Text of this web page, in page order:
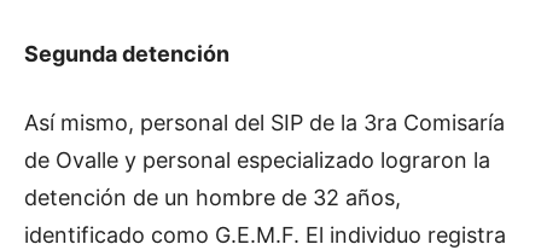
Segunda detención
Así mismo, personal del SIP de la 3ra Comisaría
de Ovalle y personal especializado lograron la
detención de un hombre de 32 años,
identificado como G.E.M.F. El individuo registra